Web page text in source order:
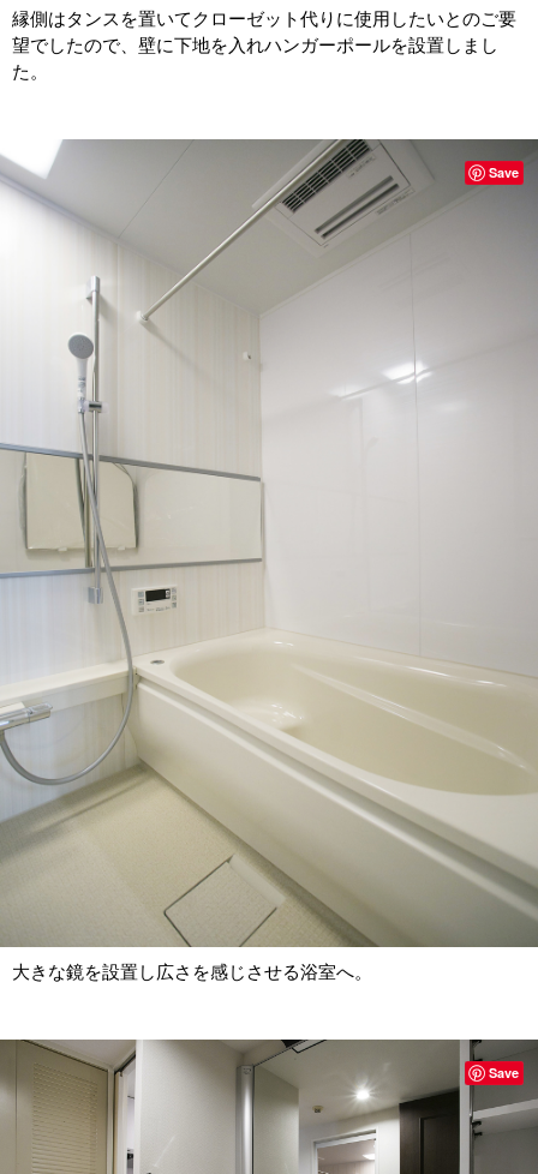
縁側はタンスを置いてクローゼット代りに使用したいとのご要
望でしたので、壁に下地を入れハンガーポールを設置しまし
た。
大きな鏡を設置し広さを感じさせる浴室へ。
Save
Save